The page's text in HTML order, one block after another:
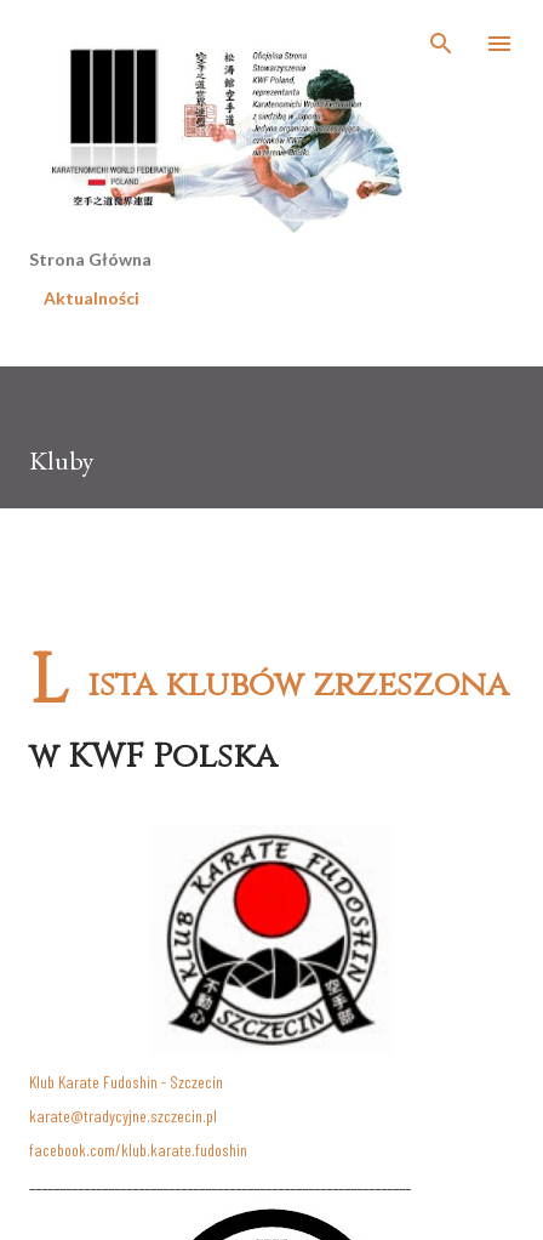
Strona Główna
Aktualności
Kluby
L ista klubów zrzeszona
w KWF Polska
Klub Karate Fudoshin - Szczecin
karate@tradycyjne.szczecin.pl
facebook.com/klub.karate.fudoshin